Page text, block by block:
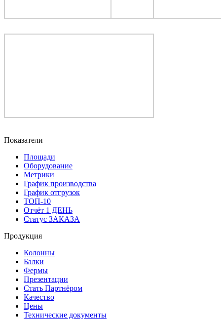
Показатели
Площади
Оборудование
Метрики
График производства
График отгрузок
ТОП-10
Отчёт 1 ДЕНЬ
Статус ЗАКАЗА
Продукция
Колонны
Балки
Фермы
Презентации
Стать Партнёром
Качество
Цены
Технические документы